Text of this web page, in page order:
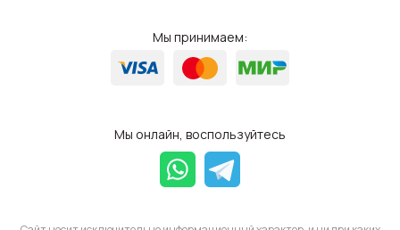
Мы принимаем:
Мы онлайн, воспользуйтесь